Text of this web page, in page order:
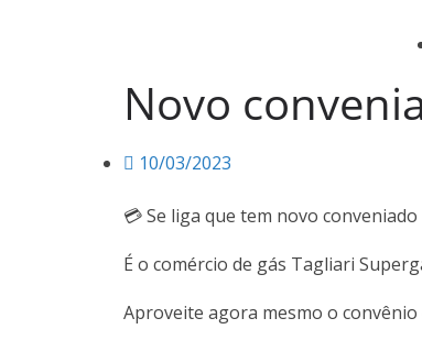
Novo
10/03/2023
💳 Se liga que tem novo
É o comércio de gás Tagliari
Aproveite agora mesmo o